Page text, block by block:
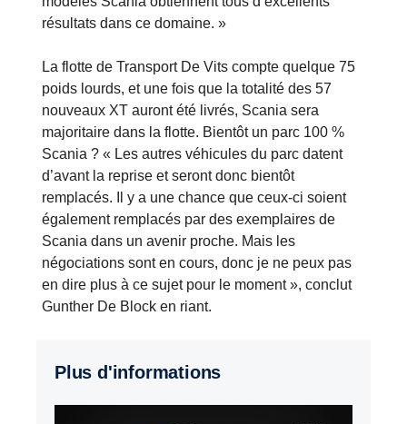
résultats dans ce domaine. »
La flotte de Transport De Vits compte quelque 75
poids lourds, et une fois que la totalité des 57
nouveaux XT auront été livrés, Scania sera
majoritaire dans la flotte. Bientôt un parc 100 %
Scania ? « Les autres véhicules du parc datent
d’avant la reprise et seront donc bientôt
remplacés. Il y a une chance que ceux-ci soient
également remplacés par des exemplaires de
Scania dans un avenir proche. Mais les
négociations sont en cours, donc je ne peux pas
en dire plus à ce sujet pour le moment », conclut
Gunther De Block en riant.
Plus d'informations